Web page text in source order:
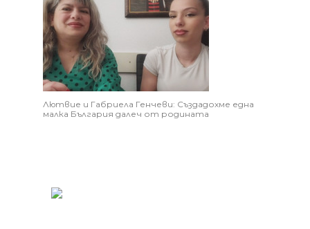
Лютвие и Габриела Генчеви: Създадохме една
малка България далеч от родината